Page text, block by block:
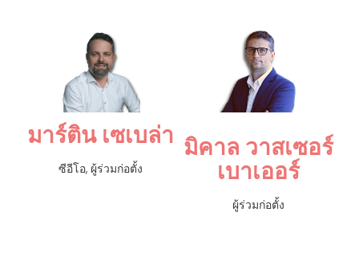
มาร์ติน เซเบล่า
ซีอีโอ, ผู้ร่วมก่อตั้ง
มิคาล วาสเซอร์
เบาเออร์
ผู้ร่วมก่อตั้ง